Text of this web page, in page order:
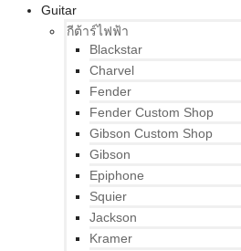
Guitar
กีต้าร์ไฟฟ้า
Blackstar
Charvel
Fender
Fender Custom Shop
Gibson Custom Shop
Gibson
Epiphone
Squier
Jackson
Kramer